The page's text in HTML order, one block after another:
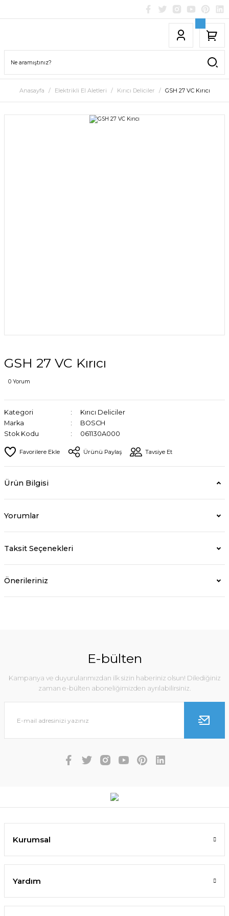
Anasayfa Elektrikli El Aletleri Kırıcı Deliciler GSH 27 VC Kırıcı
GSH 27 VC Kırıcı
0 Yorum
Kategori
Kırıcı Deliciler
Marka
BOSCH
Stok Kodu
061130A000
Ürünü Paylaş Tavsiye Et
Ürün Bilgisi
Yorumlar
Taksit Seçenekleri
Önerileriniz
E-bülten
Kampanya ve duyurularımızdan ilk sizin haberiniz olsun! Dilediğiniz
zaman e-bülten aboneliğimizden ayrılabilirsiniz.
Kurumsal
Yardım